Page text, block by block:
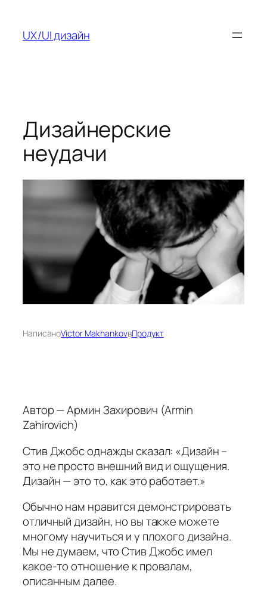
содержимому
UX/UI дизайн
Дизайнерские
неудачи
НаписаноVictor MakhankovвПродукт
Автор — Армин Захирович (Armin
Zahirovich)
Стив Джобс однажды сказал: «Дизайн –
это не просто внешний вид и ощущения.
Дизайн — это то, как это работает.»
Обычно нам нравится демонстрировать
отличный дизайн, но вы также можете
многому научиться и у плохого дизайна.
Мы не думаем, что Стив Джобс имел
какое-то отношение к провалам,
описанным далее.